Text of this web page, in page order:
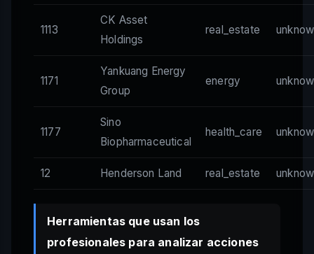
1113
CK Asset
Holdings
real_estate
1171
Yankuang Energy
Group
energy
1177
Sino
Biopharmaceutical
health_care
12 Henderson Land real_estate
Herramientas que usan los
profesionales para analizar acciones